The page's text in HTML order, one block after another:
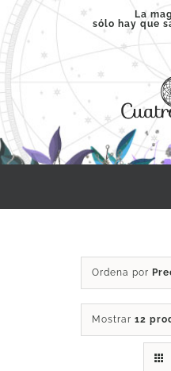
Saltar
contenido
La
sólo hay que
SERVICIOS
Ordena por
Mostrar 12